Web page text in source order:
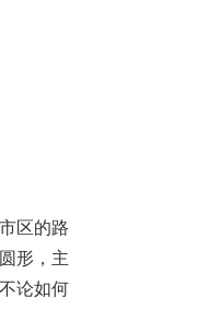
区的路
形，主
论如何